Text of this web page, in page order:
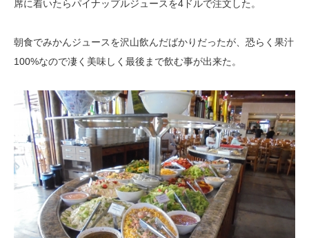
席に着いたらパイナップルジュースを4ドルで注文した。
朝食でみかんジュースを沢山飲んだばかりだったが、恐らく果汁
100%なので凄く美味しく最後まで飲む事が出来た。